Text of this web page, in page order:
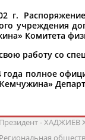
спорта”
спорта
г. Грозный, ул.
д. 59
+7(928)603-00-50
Президент - ХАДЖИЕВ
Региональная
г.
учреждения
Комитета
работу со
года полное